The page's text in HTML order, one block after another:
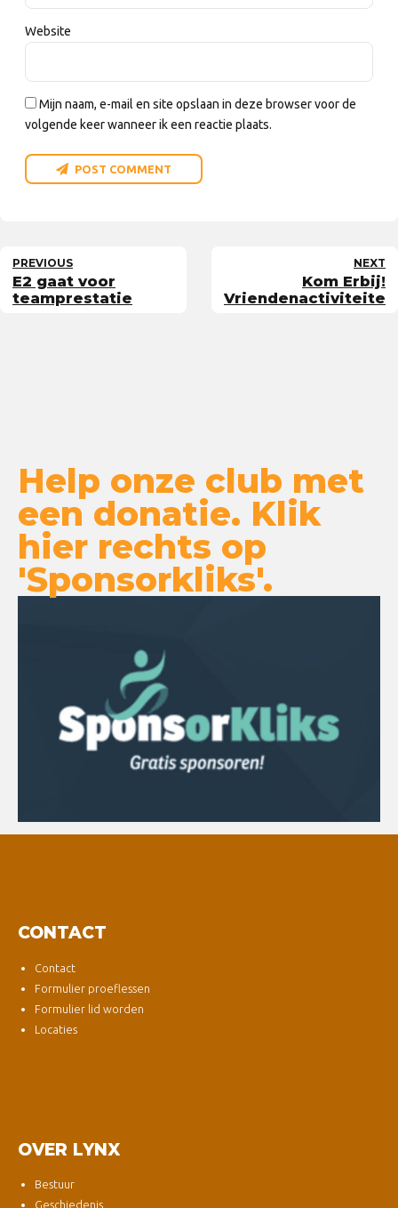
Website
Mijn naam, e-mail en site opslaan in deze browser voor de
volgende keer wanneer ik een reactie plaats.
POST COMMENT
PREVIOUS
E2 gaat voor
teamprestatie
NEXT
Kom Erbij!
Vriendenactiviteiten
Help onze club met
een donatie. Klik
hier rechts op
'Sponsorkliks'.
CONTACT
Contact
Formulier proeflessen
Formulier lid worden
Locaties
OVER LYNX
Bestuur
Geschiedenis